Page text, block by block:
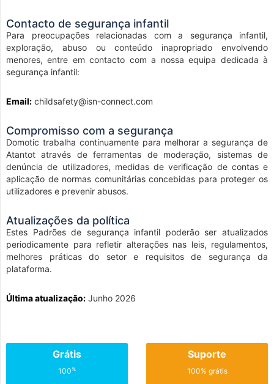
Contacto de segurança infantil
Para preocupações relacionadas com a segurança infantil,
exploração, abuso ou conteúdo inapropriado envolvendo
menores, entre em contacto com a nossa equipa dedicada à
segurança infantil:
Email: childsafety@isn-connect.com
Compromisso com a segurança
Domotic trabalha continuamente para melhorar a segurança de
Atantot através de ferramentas de moderação, sistemas de
denúncia de utilizadores, medidas de verificação de contas e
aplicação de normas comunitárias concebidas para proteger os
utilizadores e prevenir abusos.
Atualizações da política
Estes Padrões de segurança infantil poderão ser atualizados
periodicamente para refletir alterações nas leis, regulamentos,
melhores práticas do setor e requisitos de segurança da
plataforma.
Última atualização: Junho 2026
Grátis
100%
Suporte
100% grátis